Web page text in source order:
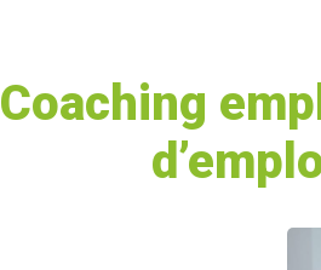
Coaching